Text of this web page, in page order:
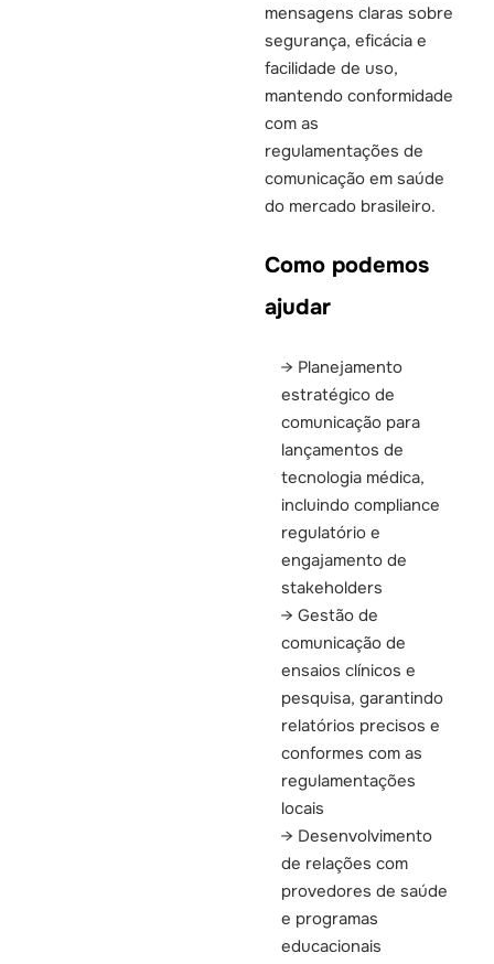
mensagens claras sobre
segurança, eficácia e
facilidade de uso,
mantendo conformidade
com as
regulamentações de
comunicação em saúde
do mercado brasileiro.
Como podemos
ajudar
Planejamento
estratégico de
comunicação para
lançamentos de
tecnologia médica,
incluindo compliance
regulatório e
engajamento de
stakeholders
Gestão de
comunicação de
ensaios clínicos e
pesquisa, garantindo
relatórios precisos e
conformes com as
regulamentações
locais
Desenvolvimento
de relações com
provedores de saúde
e programas
educacionais